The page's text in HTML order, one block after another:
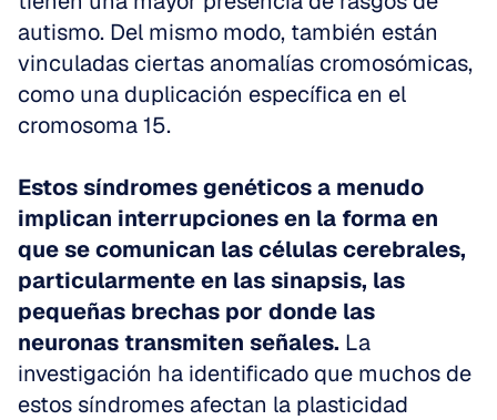
autismo. Del mismo modo, también están
vinculadas ciertas anomalías cromosómicas,
como una duplicación específica en el
cromosoma 15.
Estos síndromes genéticos a menudo
implican interrupciones en la forma en
que se comunican las células cerebrales,
particularmente en las sinapsis, las
pequeñas brechas por donde las
neuronas transmiten señales. La
investigación ha identificado que muchos de
estos síndromes afectan la plasticidad